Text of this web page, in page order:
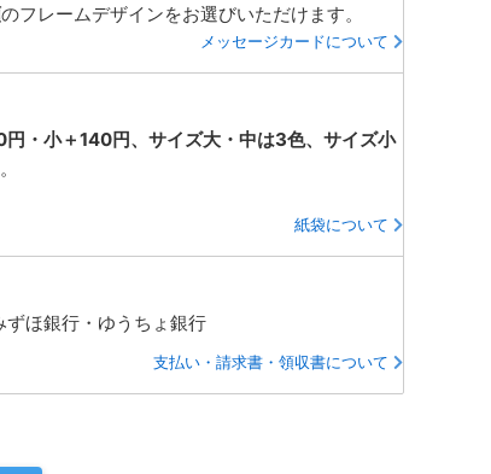
のフレームデザインをお選びいただけます。
メッセージカードについて
・小＋140円、サイズ大・中は3色、サイズ小
紙袋について
ほ銀行・ゆうちょ銀行
支払い・請求書・領収書について